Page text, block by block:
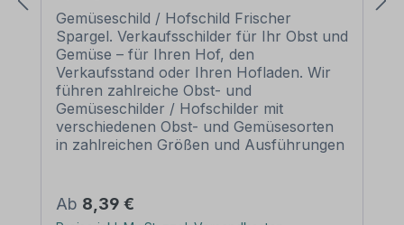
Gemüseschild / Hofschild Frischer
Spargel. Verkaufsschilder für Ihr Obst und
Gemüse – für Ihren Hof, den
Verkaufsstand oder Ihren Hofladen. Wir
führen zahlreiche Obst- und
Gemüseschilder / Hofschilder mit
verschiedenen Obst- und Gemüsesorten
in zahlreichen Größen und Ausführungen
Beschilderung. Merkmale des
Gemüseschildes / Hofschildes Frischer
Regulärer Preis:
Ab 8,39 €